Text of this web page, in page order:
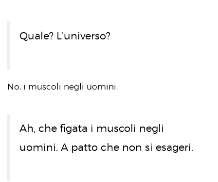
Quale? L’universo?
No, i muscoli negli uomini.
Ah, che figata i muscoli negli
uomini. A patto che non si esageri.